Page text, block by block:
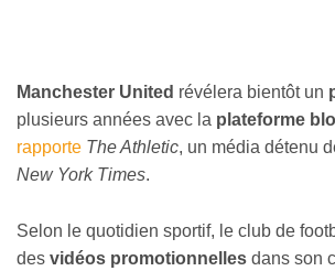
Manchester United révélera bientôt un
plusieurs années avec la plateforme
rapporte The Athletic, un média détenu
New York Times.
Selon le quotidien sportif, le club de
des vidéos promotionnelles dans son